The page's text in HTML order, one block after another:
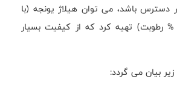
دسترس باشد، می توان هیلاژ یونجه (با
رطوبت 40 % تا 60 % رطوبت) تهیه کرد که از کیفیت بسیار
بیان می گردد: